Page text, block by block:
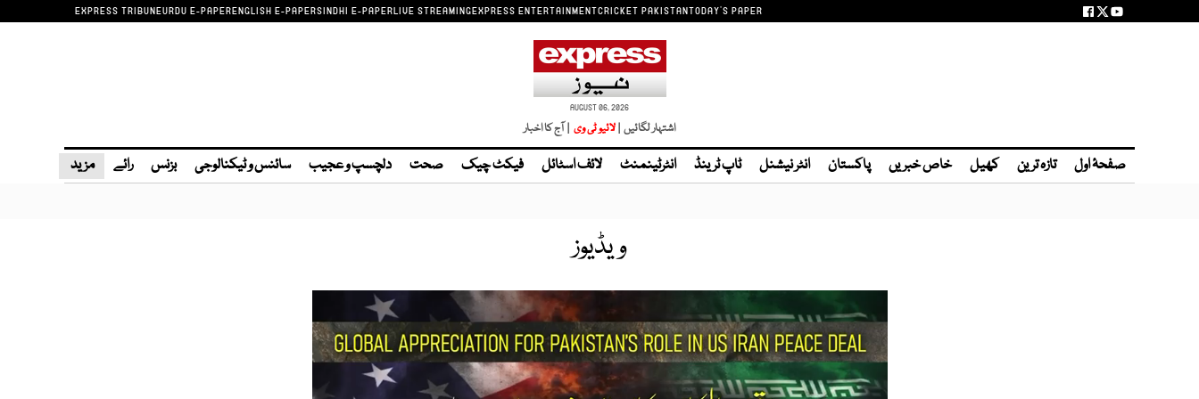
EXPRESS TRIBUNEURDU E-PAPERENGLISH E-PAPERSINDHI E-PAPERLIVE STREAMINGEXPRESS ENTERTAINMENTCRICKET PAKISTANTODAY'S PAPER
AUGUST 06, 2026
اشتہار لگائیں |لائیو ٹی وی | آج کا اخبار
صفحۂ اول تازہ ترین کھیل خاص خبریں پاکستان انٹر نیشنل ٹاپ ٹرینڈ انٹرٹینمنٹ لائف اسٹائل فیکٹ چیک صحت دلچسپ و عجیب سائنس و ٹیکنالوجی بزنس رائے مزید
ویڈیوز